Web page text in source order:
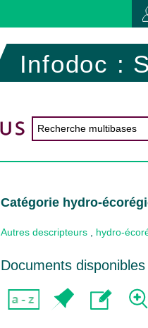
Infodoc :
Catégorie hydro-
Autres descripteurs hydro-
Documents